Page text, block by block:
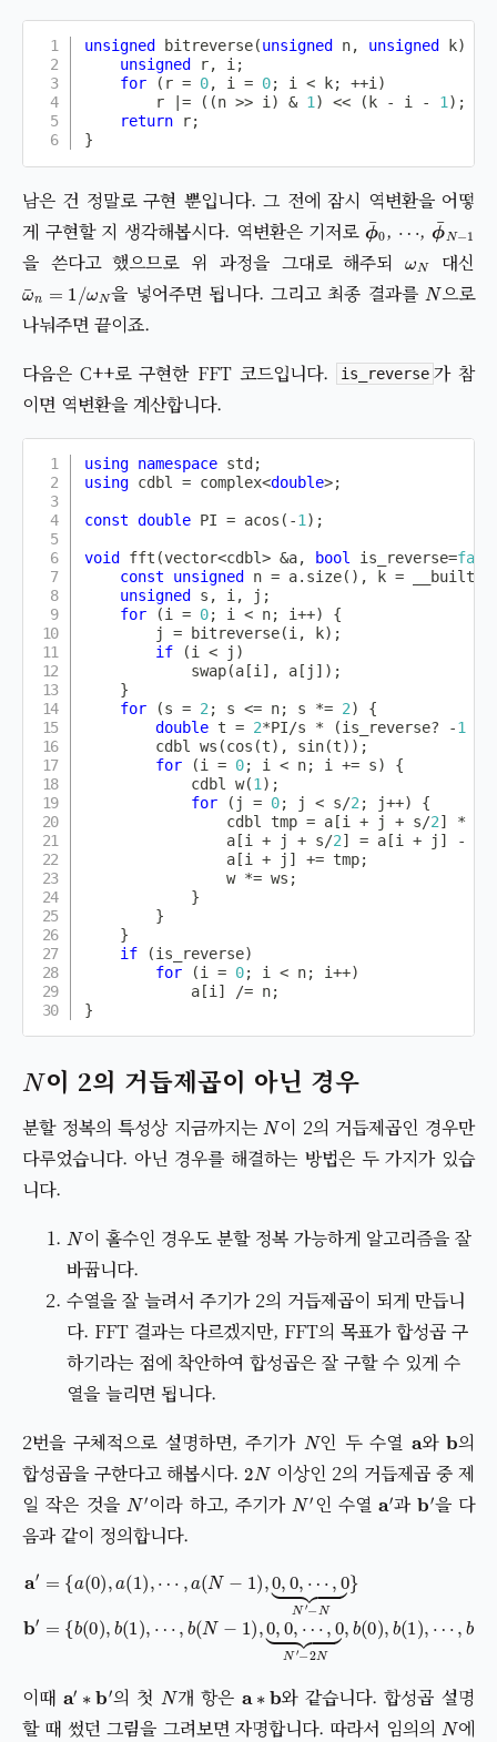
unsigned bitreverse(unsigned n, unsigned k)
unsigned
r, i;
for
( r = 0, i = 0; i < k; ++i)
        r
|= ( (n >> i) & 1) << ( k - i - 1) ;
return r;
}
남은 건 정말로 구현 뿐입니다. 그 전에 잠시 역변환을 어떻
게 구현할 지 생각해봅시다. 역변환은 기저로 ϕ¯0, , ϕ¯ N −
을 쓴다고 했으므로 위 과정을 그대로 해주되 N 대신
/ 을 넣어주면 됩니다. 그리고 최종 결과를N 으로
나눠주면 끝이죠.
다음은 C++로 구현한 FFT 코드입니다.
is_reverse 가 참
이면 역변환을 계산합니다.
using namespace std ;
using cdbl = complex<double>;
const double PI = acos ( -1 ) ;
void fft (vector<cdbl> &a, bool is_reverse=
const
unsigned n = a. size( ) , k =
unsigned
s , i , j ;
for
(i = 0; i < n; i++)
{
        j
= bitreverse(i , k) ;
if
(i < j )
swap(a[i ] , a[ j ] ) ;
}
for
(s = 2 ; s <= n; s *= 2)
{
double t = 2*PI/s * (is_reverse? -1
        cdbl
ws (cos (t) , sin(t) ) ;
for
(i = 0; i < n; i += s)
{
            cdbl
w(1 ) ;
for
( j = 0; j < s/2 ; j++)
{
                cdbl tmp
= a[i + j + s/2] *
                a
[i + j + s/2] = a[i + j ] -
                a
[i + j ] += tmp;
                w
*= ws ;
}
}
}
if
(is_reverse)
for
(i = 0; i < n; i++)
            a
[i ] /= n;
}
이 2의 거듭제곱이 아닌 경우
분할 정복의 특성상 지금까지는N이 2의 거듭제곱인 경우만
다루었습니다. 아닌 경우를 해결하는 방법은 두 가지가 있습
니다.
N이 홀수인 경우도 분할 정복 가능하게 알고리즘을 잘
바꿉니다.
수열을 잘 늘려서 주기가 2의 거듭제곱이 되게 만듭니
다. FFT 결과는 다르겠지만, FFT의 목표가 합성곱 구
하기라는 점에 착안하여 합성곱은 잘 구할 수 있게 수
열을 늘리면 됩니다.
2번을 구체적으로 설명하면, 주기가 N인 두 수열 와b 의
합성곱을 구한다고 해봅시다. 2N이상인 2의 거듭제곱 중 제
일 작은 것을 N′이라 하고, 주기가N′인 수열a′과b ′을 다
음과 같이 정의합니다.
a′= (0),a 1),⋯ −1), 0,⋯, 0⏟ N}
,b(N− 1),0, ,0⏟N 2N,b(0 1),
이때 ′ b ′의 첫 N개 항은 b 와 같습니다. 합성곱 설명
할 때 썼던 그림을 그려보면 자명합니다. 따라서 임의의N에